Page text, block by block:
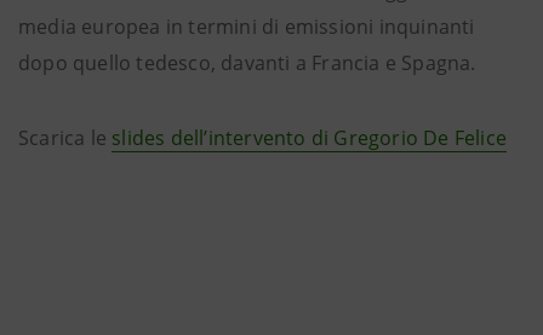
media europea in termini di emissioni inquinanti
dopo quello tedesco, davanti a Francia e Spagna.
Scarica le slides dell’intervento di Gregorio De Felice